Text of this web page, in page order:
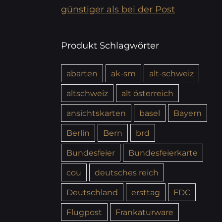
günstiger als bei der Post
Produkt Schlagwörter
abarten ak-sm
alt-schweiz
altschweiz
alt österreich
ansichtskarten
basel
Bayern
Berlin
Bern
brd
Bundesfeier
Bundesfeierkarte
cou
deutsches reich
Deutschland
ersttag
FDC
Flugpost
Frankaturware